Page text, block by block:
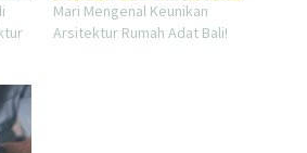
Mari Mengenal Keunikan
Arsitektur Rumah Adat Bali!